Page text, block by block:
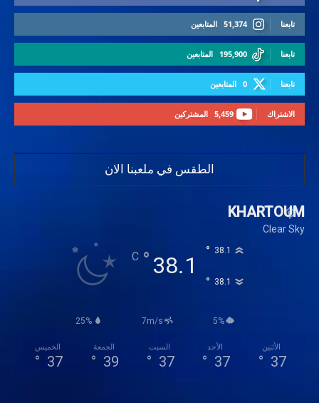
51,374 المتابعين تابعنا
195,900 المتابعين تابعنا
0 المتابعين تابعنا
5,459 المشتركين الاشتراك
الطقس في ملعبنا الان
KHARTOUM
Clear Sky
38.1
°
C 38.1
°
38.1
°
25% 7m/s 5%
الخميس
37
°
الجمعة
39
°
السبت
37
°
الأحد
37
°
الأثنين
37
°